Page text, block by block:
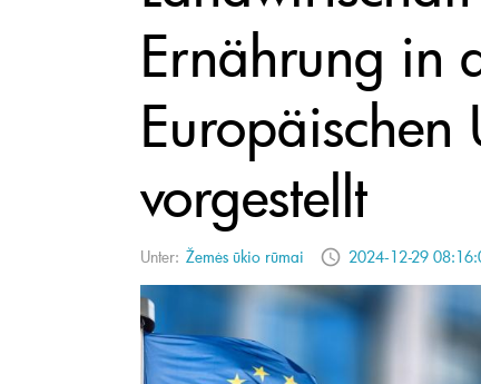
Ernährung in
vorgestellt
Unter: Žemės ūkio rūmai 2024-12-29